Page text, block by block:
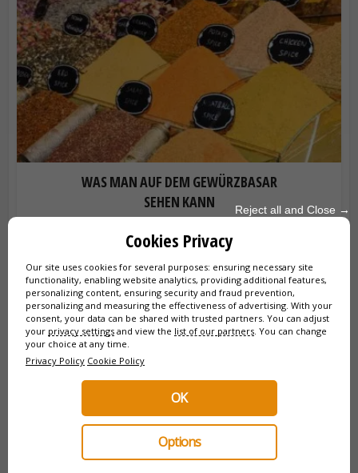
WAS MAN AUF DEM GEWÜRZBASAR
SEHEN KANN
Istanbul ist ein absolutes Muss auf Ihrer Reise. Entdecken Sie
meine praktischen Tipps zur Anreise, Öffnungszeiten,
Fallstricke, die es zu vermeiden...
Reject all and Close →
Cookies Privacy
Our site uses cookies for several purposes: ensuring necessary site
functionality, enabling website analytics, providing additional features,
personalizing content, ensuring security and fraud prevention,
personalizing and measuring the effectiveness of advertising. With your
consent, your data can be shared with trusted partners. You can adjust
your privacy settings and view the list of our partners . You can change
your choice at any time.
Privacy Policy Cookie Policy
Options
OK